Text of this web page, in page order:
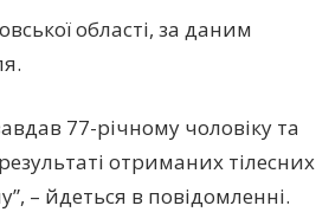
області, за даним
77-річному чоловіку та
отриманих тілесних
– йдеться в повідомленні.